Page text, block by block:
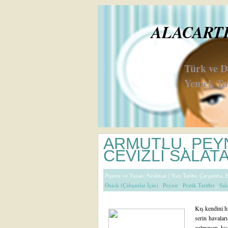
Türk ve
Yemek
ARMUTLU,
CEVİZLİ
Pişiren ve Yazan: Neslihan | Yazı Tarihi:
Ouick (Çalışanlar İçin) , Peynir , Pratik Tarifler ,
Kış kendini
serin